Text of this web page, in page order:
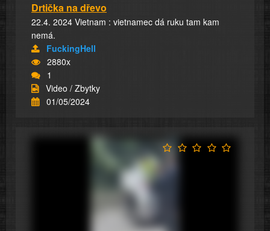
Drtička na dřevo
22.4. 2024 Vietnam : vietnamec dá ruku tam kam
nemá.
FuckingHell
2880x
1
Video / Zbytky
01/05/2024